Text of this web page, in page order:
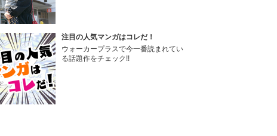
注目の人気マンガはコレだ！
ウォーカープラスで今一番読まれてい
る話題作をチェック!!